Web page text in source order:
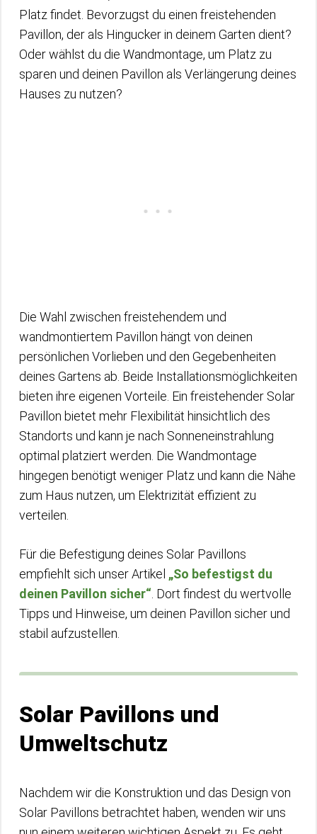
Platz findet. Bevorzugst du einen freistehenden
Pavillon, der als Hingucker in deinem Garten dient?
Oder wählst du die Wandmontage, um Platz zu
sparen und deinen Pavillon als Verlängerung deines
Hauses zu nutzen?
Die Wahl zwischen freistehendem und
wandmontiertem Pavillon hängt von deinen
persönlichen Vorlieben und den Gegebenheiten
deines Gartens ab. Beide Installationsmöglichkeiten
bieten ihre eigenen Vorteile. Ein freistehender Solar
Pavillon bietet mehr Flexibilität hinsichtlich des
Standorts und kann je nach Sonneneinstrahlung
optimal platziert werden. Die Wandmontage
hingegen benötigt weniger Platz und kann die Nähe
zum Haus nutzen, um Elektrizität effizient zu
verteilen.
Für die Befestigung deines Solar Pavillons
empfiehlt sich unser Artikel „So befestigst du
deinen Pavillon sicher“ . Dort findest du wertvolle
Tipps und Hinweise, um deinen Pavillon sicher und
stabil aufzustellen.
Solar Pavillons und
Umweltschutz
Nachdem wir die Konstruktion und das Design von
Solar Pavillons betrachtet haben, wenden wir uns